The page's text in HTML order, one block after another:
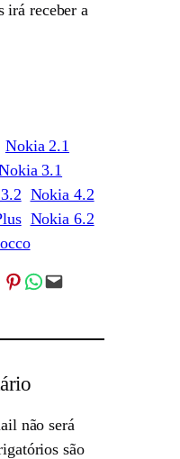
irá receber a
Nokia 2.1
3.1
Nokia 4.2
Nokia 6.2
on Threads
Share on Pinterest
Share on WhatsApp
Email this Page
não será
são